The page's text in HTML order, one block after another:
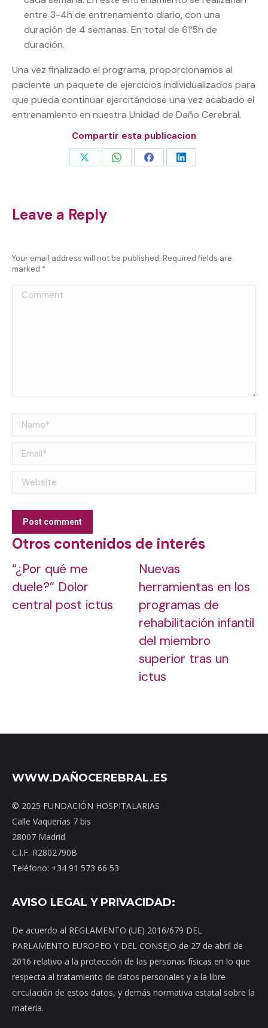
entre 3-4h de entrenamiento diario, con una
duración de 4 semanas. En total de 61’5h de
duración.
Una vez finalizado el programa, proporcionamos al
paciente un paquete de ejercicios individualizados para
que pueda continuar ejercitándose una vez acabado el
entrenamiento en nuestra Unidad de Daño Cerebral.
Compartir esta publicacion
Share Share Share Share
Leave a Reply
Your email address will not be published. Required fields are
marked *
Comment
Name *
Email *
Website
Post comment
Otros contenidos de interés
“¿Por qué me
duele?” Dolor
central post ictus
Nuevas
herramientas en los
programas de
rehabilitación infantil
del miembro
superior tras un
ictus
WWW.DAÑOCEREBRAL.ES
© 2025 FUNDACIÓN HOSPITALARIAS
Calle Vaquerías 7 bis
28007 Madrid
C.I.F. R2802790B
Teléfono: +34 91 573 66 53
AVISO LEGAL Y PRIVACIDAD:
De acuerdo al REGLAMENTO (UE) 2016/679 DEL
PARLAMENTO EUROPEO Y DEL CONSEJO de 27 de abril de
2016 relativo a la protección de las personas físicas en lo que
respecta al tratamiento de datos personales y a la libre
circulación de estos datos, y demás normativa estatal sobre la
materia.